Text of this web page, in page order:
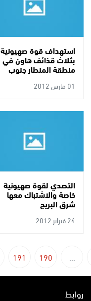
استهداف قوة صهيونية
بثلاث قذائف هاون في
منطقة المنطار جنوب
شرق ناحل عوز شرق غزة
01 مارس 2012
التصدي لقوة صهيونية
خاصة والاشتباك معها
شرق البريج
24 فبراير 2012
...
190
191
روابط